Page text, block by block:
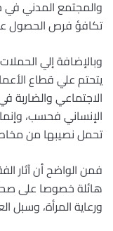
والمجتمع المدني في
تكافؤ فرص الحصول
وبالإضافة إلي الحملات
يتحتم علي قطاع
الاجتماعي والضاربة
الإنساني فحسب،
تحمل نصيبها من
فمن الواضح أن آثار
هائلة خصوصا على صحة
ورعاية المرأة، وسبل